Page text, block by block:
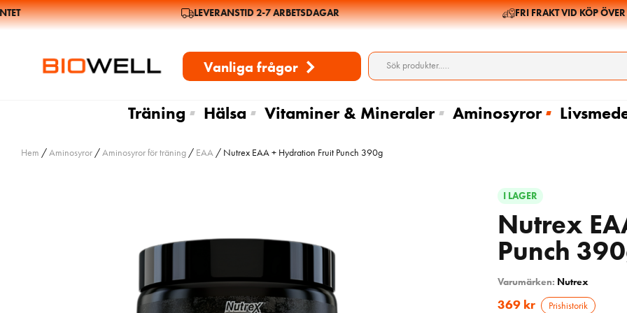
LEVERANSTID 2-7 ARBETSDAGAR FRI FRAKT VID KÖP ÖVER
Vanliga frågor
Träning Hälsa Vitaminer & Mineraler Aminosyror
Hem /Aminosyror /Aminosyror för träning / EAA / Nutrex EAA + Hydration Fruit Punch 390g
I LAGER
Nutrex
Punch
Varumärken: Nutrex
369 kr Prishistorik